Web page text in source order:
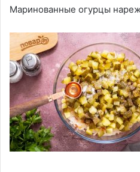
Маринованные огурцы